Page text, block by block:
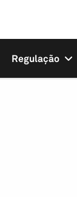
Regulação